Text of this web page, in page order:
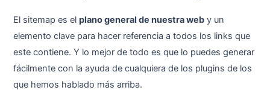
El sitemap es elplano general de nuestra web y un
elemento clave para hacer referencia a todos los links que
este contiene. Y lo mejor de todo es que lo puedes generar
fácilmente con la ayuda de cualquiera de los plugins de los
que hemos hablado más arriba.